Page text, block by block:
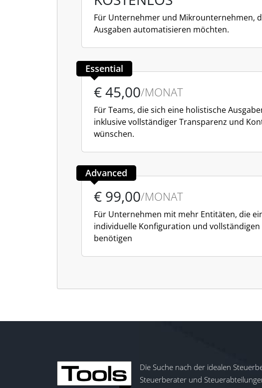
Für Unternehmer und Mikrounternehmen,
Ausgaben automatisieren möchten.
Essential
€ 45,00/MONAT
Für Teams, die sich eine holistische
inklusive vollständiger Transparenz und
wünschen.
Advanced
€ 99,00/MONAT
Für Unternehmen mit mehr Entitäten, die
individuelle Konfiguration und vollständigen
benötigen
Die Suche nach der idealen
Steuerberater und